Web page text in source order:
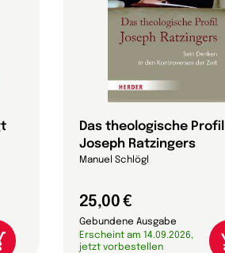
Das theologische Profil
Joseph Ratzingers
Manuel Schlögl
25,00 €
Gebundene Ausgabe
Erscheint am 14.09.2026,
jetzt vorbestellen